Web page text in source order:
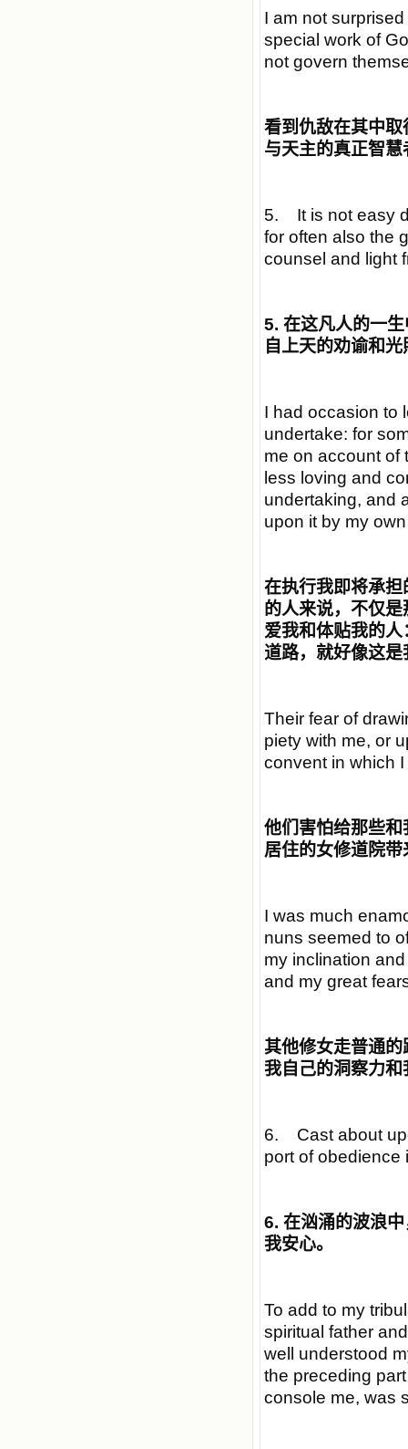
I am not
special work of
not govern
看到仇敌在其中
与天主的真正智
5. It is not easy
for often also the
counsel and light
5. 在这凡人的一
自上天的劝谕和
I had occasion to
undertake: for
me on account of
less loving and
undertaking, and
upon it by my
在执行我即将承
的人来说，不仅
爱我和体贴我的
道路，就好像这
Their fear of
piety with me, or
convent in which
他们害怕给那些
居住的女修道院
I was much
nuns seemed to
my inclination
and my great
其他修女走普通
我自己的洞察力
6. Cast about
port of obedience
6. 在汹涌的波浪
我安心。
To add to my
spiritual father
well understood
the preceding
console me, was